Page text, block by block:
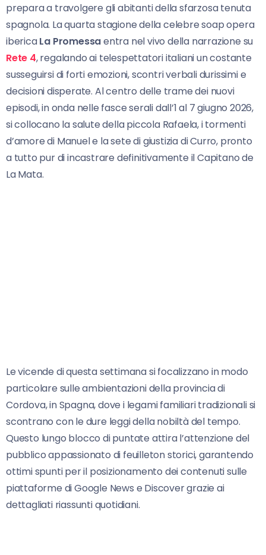
prepara a travolgere gli abitanti della sfarzosa tenuta
spagnola. La quarta stagione della celebre soap opera
ibericaLa Promessaentra nel vivo della narrazione su
Rete 4, regalando ai telespettatori italiani un costante
susseguirsi di forti emozioni, scontri verbali durissimi e
decisioni disperate. Al centro delle trame dei nuovi
episodi, in onda nelle fasce serali dall’1 al 7 giugno 2026,
si collocano la salute della piccola Rafaela, i tormenti
d’amore di Manuel e la sete di giustizia di Curro, pronto
a tutto pur di incastrare definitivamente il Capitano de
La Mata.
Le vicende di questa settimana si focalizzano in modo
particolare sulle ambientazioni della provincia di
Cordova, in Spagna, dove i legami familiari tradizionali si
scontrano con le dure leggi della nobiltà del tempo.
Questo lungo blocco di puntate attira l’attenzione del
pubblico appassionato di feuilleton storici, garantendo
ottimi spunti per il posizionamento dei contenuti sulle
piattaforme di Google News e Discover grazie ai
dettagliati riassunti quotidiani.